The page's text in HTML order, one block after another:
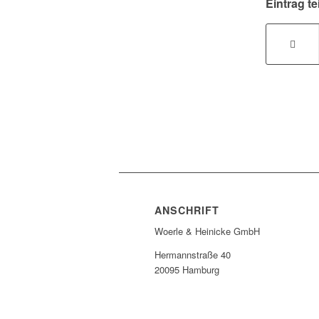
Eintrag
ANSCHRIFT
Woerle & Heinicke GmbH
Hermannstraße 40
20095 Hamburg